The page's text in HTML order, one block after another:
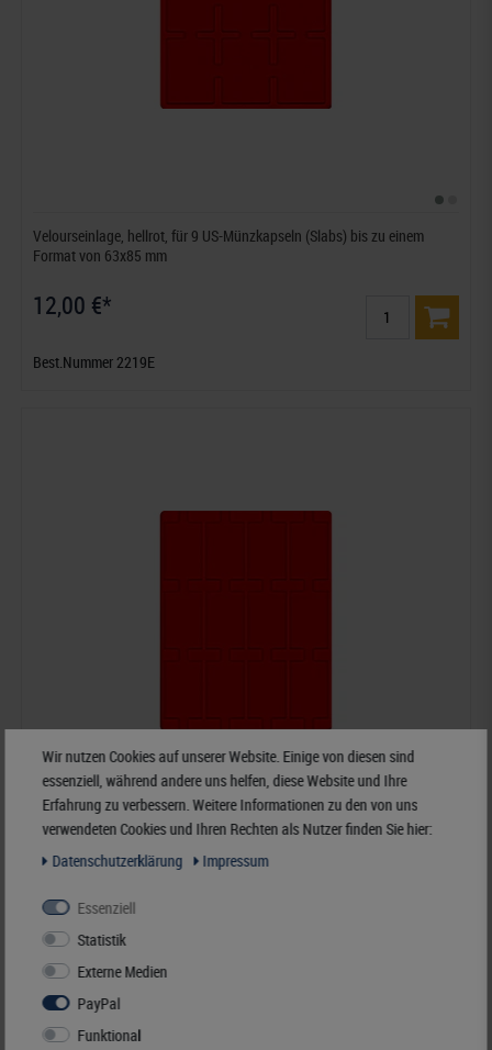
Velourseinlage, hellrot, für 9 US-Münzkapseln (Slabs) bis zu einem
Format von 63x85 mm
12,00 €*
Best.Nummer 2219E
Velourseinlage, hellrot, mit 12 rechteckigen Fächern für REBECK COIN L
Münzrähmchen 75x50 mm
12,00 €*
Best.Nummer 2170E
Wir nutzen Cookies auf unserer Website. Einige von diesen sind
essenziell, während andere uns helfen, diese Website und Ihre
Erfahrung zu verbessern. Weitere Informationen zu den von uns
verwendeten Cookies und Ihren Rechten als Nutzer finden Sie hier:
Daten­schutz­erklärung
Impressum
Essenziell
Statistik
Externe Medien
PayPal
Funktional